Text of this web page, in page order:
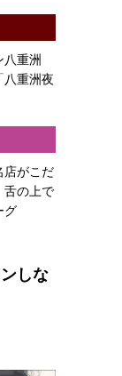
八重洲
八重洲夜
店がこだ
の上で
グ
しな